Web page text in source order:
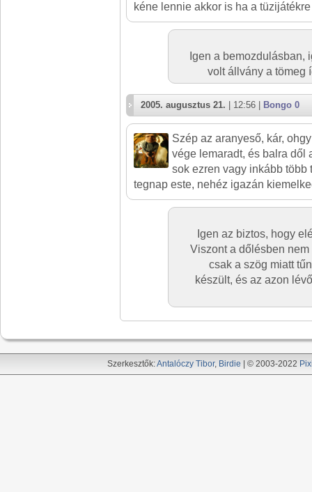
kéne lennie akkor is ha a
Igen a bemozdulásban,
volt állvány a tömeg
2005. augusztus 21. | 12:56 | Bongo 0
Szép az aranyeső, kár,
vége lemaradt, és balra dől
sok ezren vagy inkább több
tegnap este, nehéz igazán
Igen az biztos, hogy
Viszont a dőlésben
csak a szög miatt
készült, és az azon
Szerkesztők:Antalóczy Tibor, Birdie | © 2003-2022